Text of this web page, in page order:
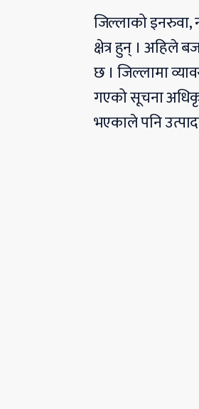
जिल्लाको इनरुवा,
क्षेत्र हुन् । अहिले
छ । जिल्लामा
गएको सूचना
भएकाले पनि